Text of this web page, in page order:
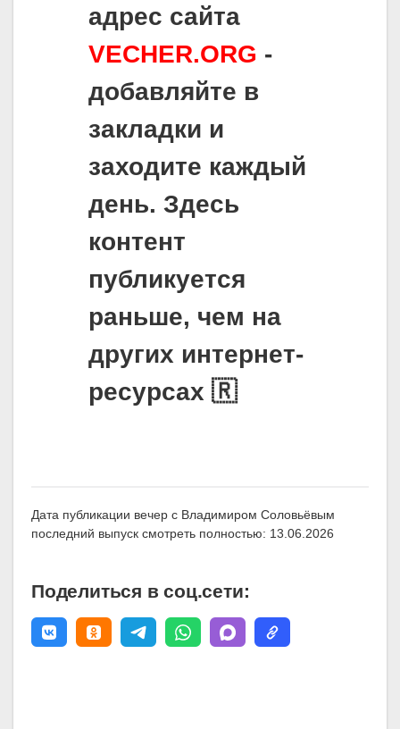
адрес сайта
VECHER.ORG -
добавляйте в
закладки и
заходите каждый
день. Здесь
контент
публикуется
раньше, чем на
других интернет-
ресурсах 🇷
Дата публикации вечер с Владимиром Соловьёвым
последний выпуск смотреть полностью: 13.06.2026
Поделиться в соц.сети: